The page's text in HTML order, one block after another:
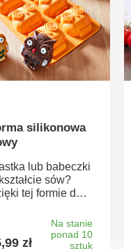
silikonowa
lub babeczki
sów?
tej formie do
aż 6 za jednym
Twoi goście
zachwyceni.
zł
Na stanie
ponad 10
sztuk